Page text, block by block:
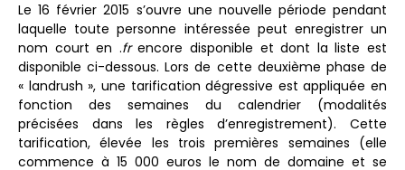
Le 16 février 2015 s’ouvre une nouvelle période pendant
laquelle toute personne intéressée peut enregistrer un
nom court en .frencore disponible et dont la liste est
disponible ci-dessous. Lors de cette deuxième phase de
« landrush », une tarification dégressive est appliquée en
fonction des semaines du calendrier (modalités
précisées dans les règles d’enregistrement). Cette
tarification, élevée les trois premières semaines (elle
commence à 15 000 euros le nom de domaine et se